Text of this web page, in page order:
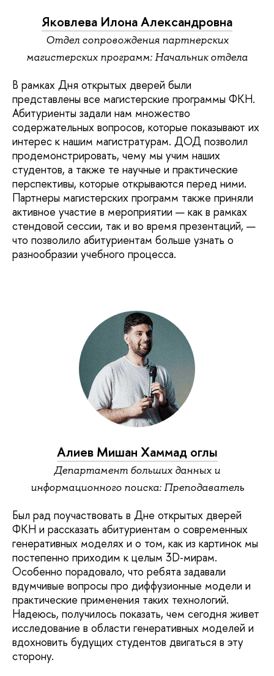
Яковлева Илона Александровна
Отдел сопровождения партнерских
магистерских программ: Начальник отдела
В рамках Дня открытых дверей были
представлены все магистерские программы ФКН.
Абитуриенты задали нам множество
содержательных вопросов, которые показывают их
интерес к нашим магистратурам. ДОД позволил
продемонстрировать, чему мы учим наших
студентов, а также те научные и практические
перспективы, которые открываются перед ними.
Партнеры магистерских программ также приняли
активное участие в мероприятии — как в рамках
стендовой сессии, так и во время презентаций, —
что позволило абитуриентам больше узнать о
разнообразии учебного процесса.
Алиев Мишан Хаммад оглы
Департамент больших данных и
информационного поиска: Преподаватель
Был рад поучаствовать в Дне открытых дверей
ФКН и рассказать абитуриентам о современных
генеративных моделях и о том, как из картинок мы
постепенно приходим к целым 3D‑мирам.​
Особенно порадовало, что ребята задавали
вдумчивые вопросы про диффузионные модели и
практические применения таких технологий.​
Надеюсь, получилось показать, чем сегодня живет
исследование в области генеративных моделей и
вдохновить будущих студентов двигаться в эту
сторону.